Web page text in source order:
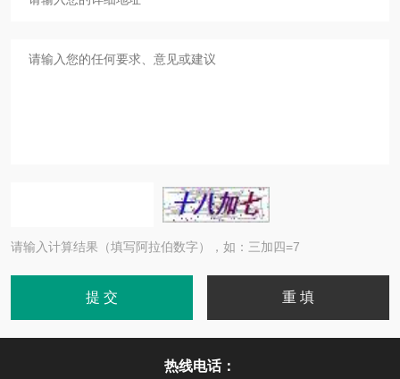
请输入计算结果（填写阿拉伯数字），如：三加四=7
热线电话：